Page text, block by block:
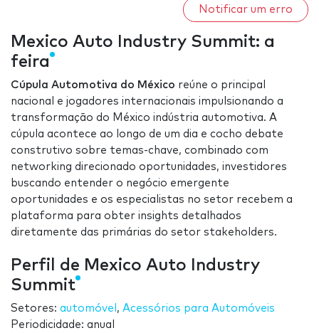
Notificar um erro
Mexico Auto Industry Summit: a
feira
Cúpula Automotiva do México reúne o principal
nacional e jogadores internacionais impulsionando a
transformação do México indústria automotiva. A
cúpula acontece ao longo de um dia e cocho debate
construtivo sobre temas-chave, combinado com
networking direcionado oportunidades, investidores
buscando entender o negócio emergente
oportunidades e os especialistas no setor recebem a
plataforma para obter insights detalhados
diretamente das primárias do setor stakeholders.
Perfil de Mexico Auto Industry
Summit
Setores: automóvel , Acessórios para Automóveis
Periodicidade: anual